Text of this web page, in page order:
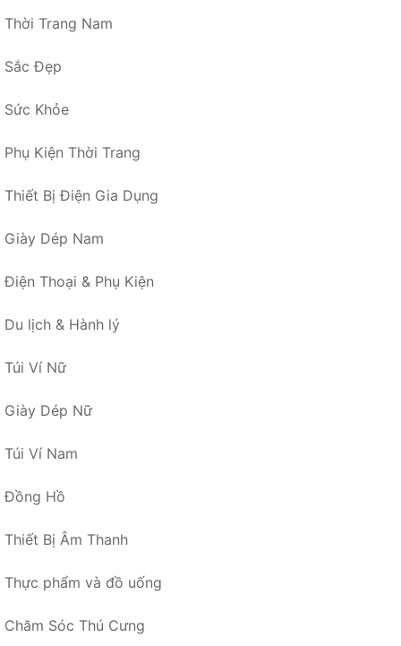
Thời Trang Nam
Sắc Đẹp
Sức Khỏe
Phụ Kiện Thời Trang
Thiết Bị Điện Gia Dụng
Giày Dép Nam
Điện Thoại & Phụ Kiện
Du lịch & Hành lý
Túi Ví Nữ
Giày Dép Nữ
Túi Ví Nam
Đồng Hồ
Thiết Bị Âm Thanh
Thực phẩm và đồ uống
Chăm Sóc Thú Cưng